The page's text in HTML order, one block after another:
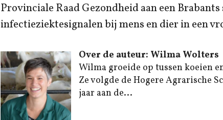
Provinciale Raad Gezondheid aan een
infectieziektesignalen bij mens en dier in een
Over de auteur: Wilma Wolters
Wilma groeide op tussen koeien
Ze volgde de Hogere Agrarische
jaar aan de...